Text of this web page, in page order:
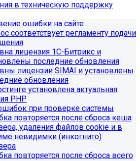
в техническую поддержку
ошибки на сайте
соответствует регламенту подачи
лицензия 1С-Битрикс и
последние обновления
лицензии SIMAI и установлены
обновления
установлена актуальная
PHP
при проверке системы
повторяется после сброса кеша
удаления файлов cookie и в
невидимки (инкогнито)
повторяется после сброса всего